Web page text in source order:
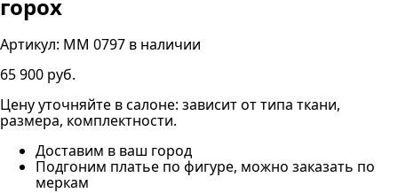
горох
Артикул: ММ 0797 в наличии
65 900 руб.
Цену уточняйте в салоне: зависит от типа ткани,
размера, комплектности.
Доставим в ваш город
Подгоним платье по фигуре, можно заказать по
меркам